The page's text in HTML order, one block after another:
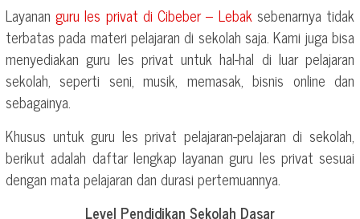
Layananguru les privat diCibeber – Lebaksebenarnya tidak
terbatas pada materi pelajaran di sekolah saja. Kami juga bisa
menyediakan guru les privat untuk hal-hal di luar pelajaran
sekolah, seperti seni, musik, memasak, bisnis online dan
sebagainya.
Khusus untuk guru les privat pelajaran-pelajaran di sekolah,
berikut adalah daftar lengkap layanan guru les privat sesuai
dengan mata pelajaran dan durasi pertemuannya.
Level Pendidikan Sekolah Dasar